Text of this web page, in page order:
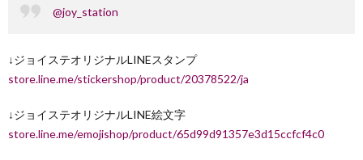
@joy_station
↓ジョイステオリジナルLINEスタンプ
store.line.me/stickershop/product/20378522/ja
↓ジョイステオリジナルLINE絵文字
store.line.me/emojishop/product/65d99d91357e3d15ccfcf4c0